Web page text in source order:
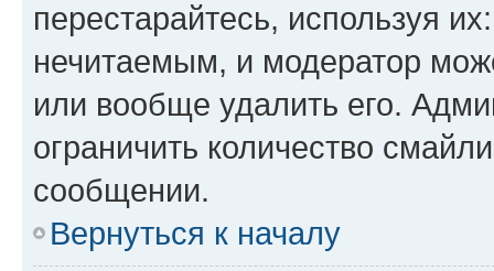
перестарайтесь, используя
нечитаемым, и модератор
или вообще удалить его.
ограничить количество
сообщении.
Вернуться к началу